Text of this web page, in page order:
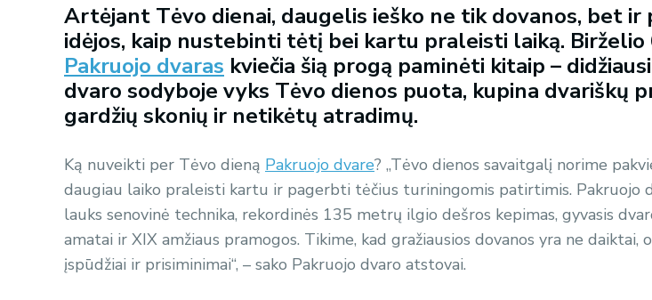
Artėjant Tėvo dienai, daugelis ieško ne tik dovanos, bet ir
idėjos, kaip nustebinti tėtį bei kartu praleisti laiką. Birželio
Pakruojo dvaras kviečia šią progą paminėti kitaip –
dvaro sodyboje vyks Tėvo dienos puota, kupina dvariškų
gardžių skonių ir netikėtų atradimų.
Ką nuveikti per Tėvo dieną Pakruojo dvare? „Tėvo dienos savaitgalį norime
daugiau laiko praleisti kartu ir pagerbti tėčius turiningomis patirtimis. Pakruojo
lauks senovinė technika, rekordinės 135 metrų ilgio dešros kepimas, gyvasis
amatai ir XIX amžiaus pramogos. Tikime, kad gražiausios dovanos yra ne
įspūdžiai ir prisiminimai“, – sako Pakruojo dvaro atstovai.